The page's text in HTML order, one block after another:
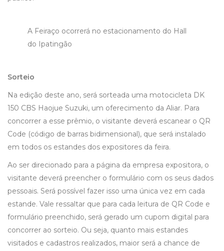
A Feiraço ocorrerá no estacionamento do Hall
do Ipatingão
Sorteio
Na edição deste ano, será sorteada uma motocicleta DK
150 CBS Haojue Suzuki, um oferecimento da Aliar. Para
concorrer a esse prêmio, o visitante deverá escanear o QR
Code (código de barras bidimensional), que será instalado
em todos os estandes dos expositores da feira.
Ao ser direcionado para a página da empresa expositora, o
visitante deverá preencher o formulário com os seus dados
pessoais. Será possível fazer isso uma única vez em cada
estande. Vale ressaltar que para cada leitura de QR Code e
formulário preenchido, será gerado um cupom digital para
concorrer ao sorteio. Ou seja, quanto mais estandes
visitados e cadastros realizados, maior será a chance de